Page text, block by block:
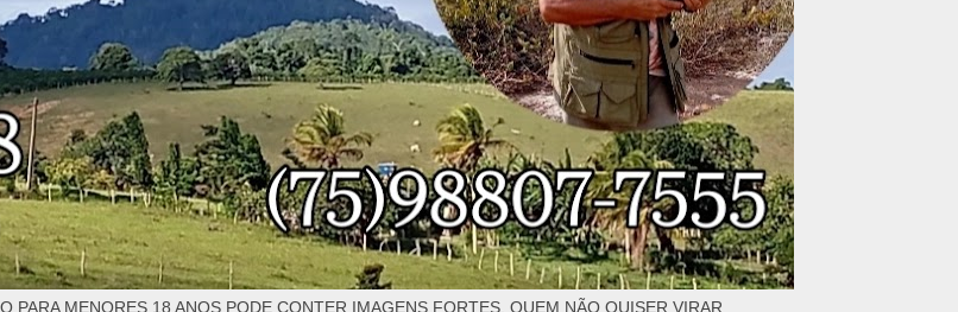
PARA MENORES 18 ANOS PODE CONTER IMAGENS FORTES. QUEM NÃO QUISER VIRAR